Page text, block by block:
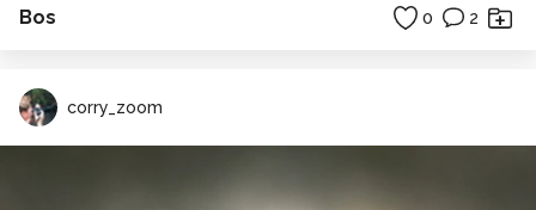
Bos 0 2
corry_zoom